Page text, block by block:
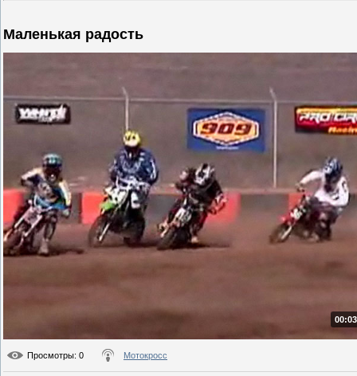
Маленькая радость
Просмотры: 0 Мотокросс